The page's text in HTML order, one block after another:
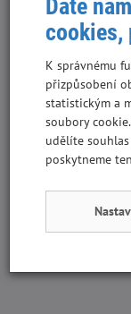
Doporučené
Hmotnost psa v kg
Dáte
cookies,
K správnému
přizpůsobení
statistickým a
soubory
udělíte
poskytneme